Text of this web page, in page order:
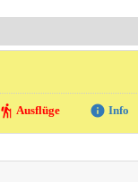
hiking Ausflüge info Info